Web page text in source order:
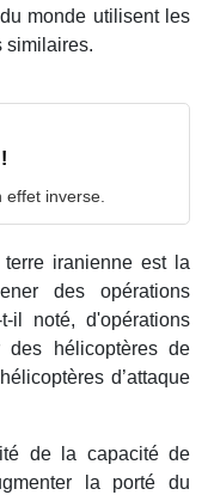
monde utilisent les
similaires.
effet inverse.
iranienne est la
des opérations
il noté, d'opérations
des hélicoptères de
d’attaque
de la capacité de
la porté du